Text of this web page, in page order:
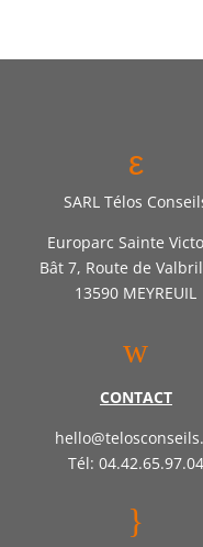
ε
SARL Télos
Europarc Sainte
Bât 7, Route de
13590 MEYREUIL
w
CONTACT
Tél: 04.42.65.97.04
}